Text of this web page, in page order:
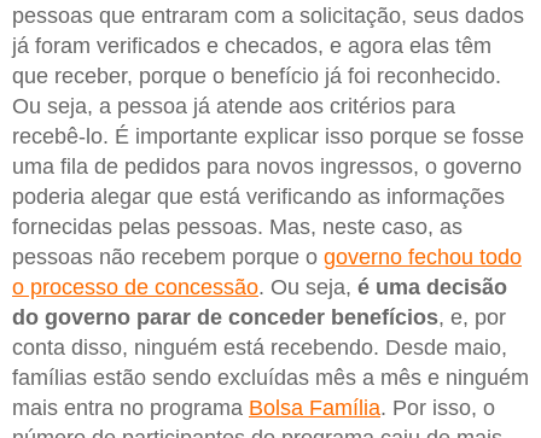
pessoas que entraram com a solicitação, seus dados
já foram verificados e checados, e agora elas têm
que receber, porque o benefício já foi reconhecido.
Ou seja, a pessoa já atende aos critérios para
recebê-lo. É importante explicar isso porque se fosse
uma fila de pedidos para novos ingressos, o governo
poderia alegar que está verificando as informações
fornecidas pelas pessoas. Mas, neste caso, as
pessoas não recebem porque o governo fechou todo
o processo de concessão. Ou seja, é uma decisão
do governo parar de conceder benefícios, e, por
conta disso, ninguém está recebendo. Desde maio,
famílias estão sendo excluídas mês a mês e ninguém
mais entra no programa Bolsa Família. Por isso, o